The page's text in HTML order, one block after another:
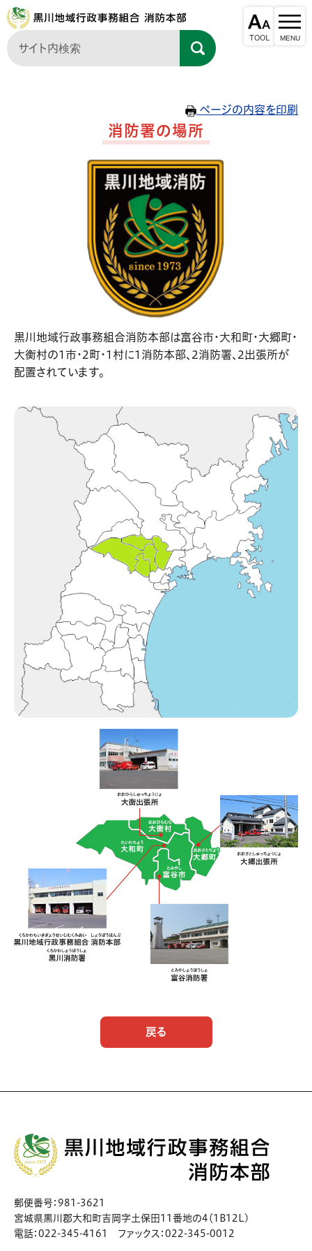
ページの内容を印刷
消防署の場所
黒川 地域行政事務組合消防本部は富谷市・大和町・大郷町・
大衡村の1 市・2町・1 村に1 消防本部、2消防署、2出張所が
配置されて います。
戻る
郵便番号：981-3621
宮城県黒川郡大和町吉岡字土保田11番地の4（1B12L)
電話：022-345-4161 ファックス：022-345-0012